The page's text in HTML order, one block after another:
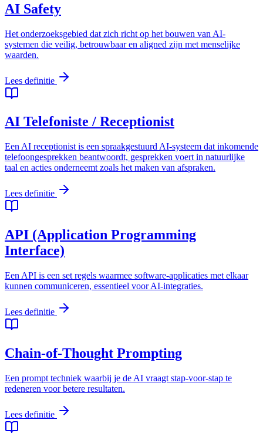
AI Safety
Het onderzoeksgebied dat zich richt op het bouwen van AI-
systemen die veilig, betrouwbaar en aligned zijn met menselijke
waarden.
Lees definitie
AI Telefoniste / Receptionist
Een AI receptionist is een spraakgestuurd AI-systeem dat inkomende
telefoongesprekken beantwoordt, gesprekken voert in natuurlijke
taal en acties onderneemt zoals het maken van afspraken.
Lees definitie
API (Application Programming
Interface)
Een API is een set regels waarmee software-applicaties met elkaar
kunnen communiceren, essentieel voor AI-integraties.
Lees definitie
Chain-of-Thought Prompting
Een prompt techniek waarbij je de AI vraagt stap-voor-stap te
redeneren voor betere resultaten.
Lees definitie